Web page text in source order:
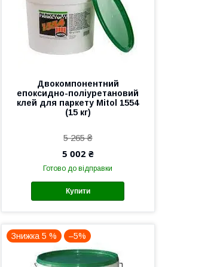
Двокомпонентний
епоксидно-поліуретановий
клей для паркету Mitol 1554
(15 кг)
5 265 ₴
5 002 ₴
Готово до відправки
Купити
Знижка 5 % –5%